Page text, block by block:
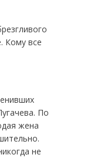
Кому все
По
жена
не